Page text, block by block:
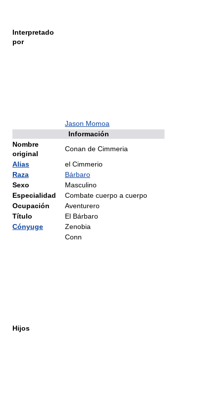
Interpretado
por
Jason Momoa
Información
Nombre
original
Conan de Cimmeria
Alias
el Cimmerio
Raza
Bárbaro
Sexo
Masculino
Especialidad
Combate cuerpo a cuerpo
Ocupación
Aventurero
Título
El Bárbaro
Cónyuge
Zenobia
Hijos
Conn